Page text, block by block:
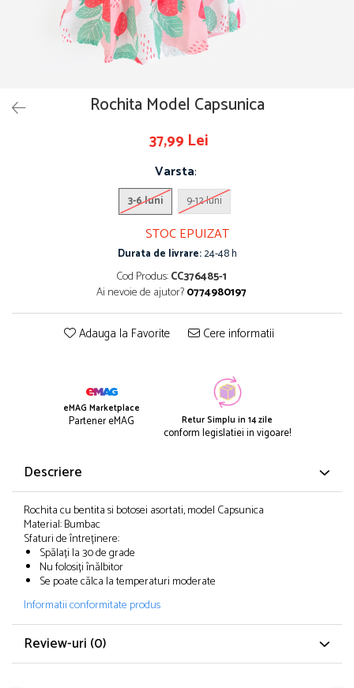
Rochita Model Capsunica
37,99 Lei
Varsta:
3-6 luni 9-12 luni
STOC EPUIZAT
Durata de livrare:24-48 h
Cod Produs:CC376485-1
Ai nevoie de ajutor?0774980197
Adauga la Favorite Cere informatii
eMAG Marketplace
Partener eMAG Retur Simplu in 14 zile
conform legislatiei in vigoare!
Descriere
Rochita cu bentita si botosei asortati, model Capsunica
Material: Bumbac
Sfaturi de întreținere:
Spălați la 30 de grade
Nu folosiți înălbitor
Se poate călca la temperaturi moderate
Informatii conformitate produs
Review-uri (0)